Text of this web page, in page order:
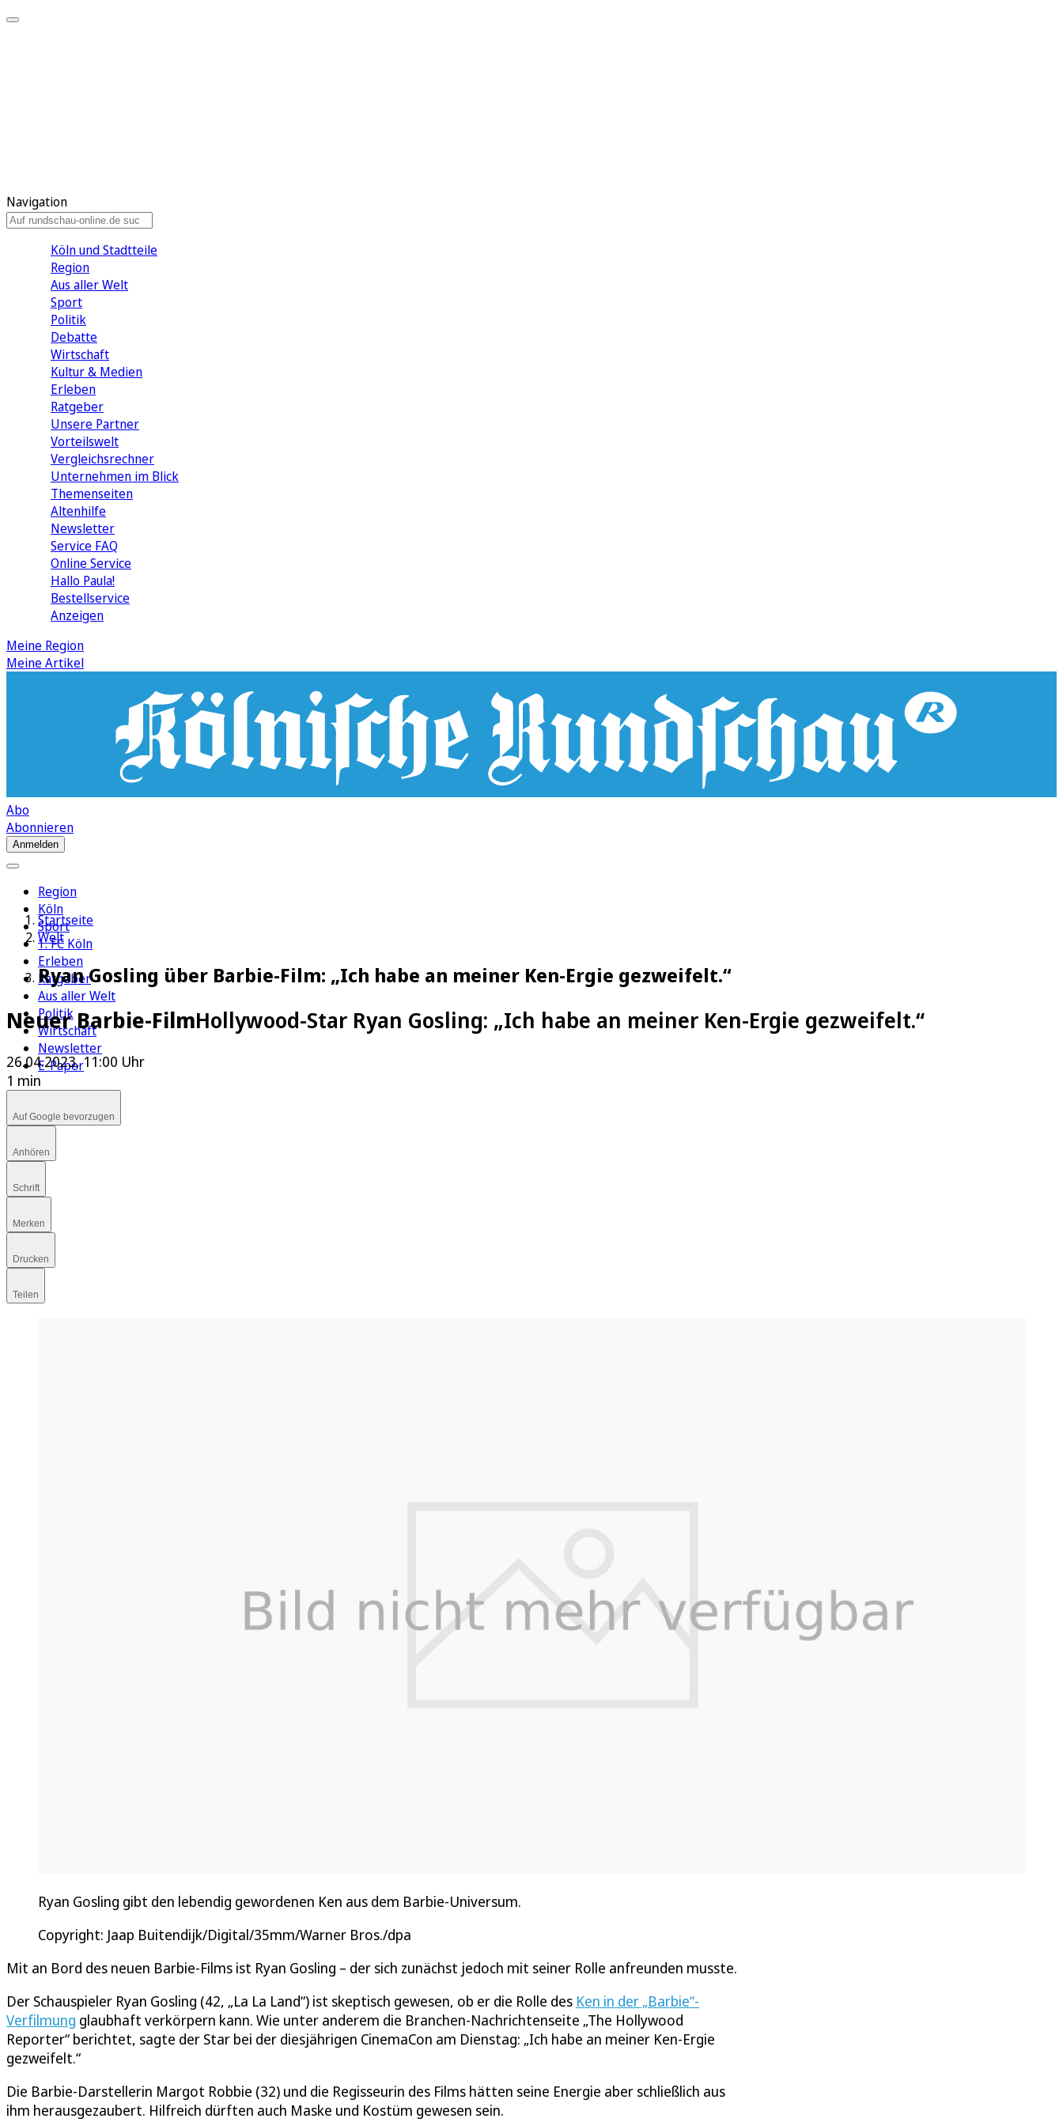
Navigation
Köln und Stadtteile
Region
Aus aller Welt
Sport
Politik
Debatte
Wirtschaft
Kultur & Medien
Erleben
Ratgeber
Unsere Partner
Vorteilswelt
Vergleichsrechner
Unternehmen im Blick
Themenseiten
Altenhilfe
Newsletter
Service FAQ
Online Service
Hallo Paula!
Bestellservice
Anzeigen
Meine Region
Meine Artikel
Abo
Abonnieren
Anmelden
Region
Köln
Sport
1. FC Köln
Erleben
Ratgeber
Aus aller Welt
Politik
Wirtschaft
Newsletter
E-Paper
Startseite
Welt
Ryan Gosling über Barbie-Film: „Ich habe an meiner Ken-Ergie gezweifelt.“
Neuer Barbie-FilmHollywood-Star Ryan Gosling: „Ich habe an meiner Ken-Ergie gezweifelt.“
26.04.2023, 11:00 Uhr
1 min
Auf Google bevorzugen
Anhören
Schrift
Merken
Drucken
Teilen
Ryan Gosling gibt den lebendig gewordenen Ken aus dem Barbie-Universum.
Copyright: Jaap Buitendijk/Digital/35mm/Warner Bros./dpa
Mit an Bord des neuen Barbie-Films ist Ryan Gosling – der sich zunächst jedoch mit seiner Rolle anfreunden musste.
Der Schauspieler Ryan Gosling (42, „La La Land“) ist skeptisch gewesen, ob er die Rolle des Ken in der „Barbie“-
Verfilmung glaubhaft verkörpern kann. Wie unter anderem die Branchen-Nachrichtenseite „The Hollywood
Reporter“ berichtet, sagte der Star bei der diesjährigen CinemaCon am Dienstag: „Ich habe an meiner Ken-Ergie
gezweifelt.“
Die Barbie-Darstellerin Margot Robbie (32) und die Regisseurin des Films hätten seine Energie aber schließlich aus
ihm herausgezaubert. Hilfreich dürften auch Maske und Kostüm gewesen sein.